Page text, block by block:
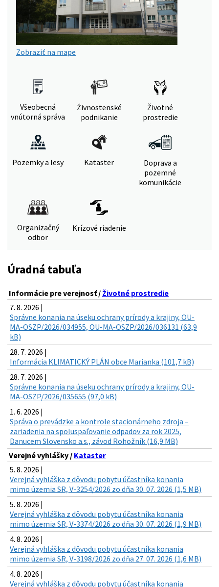
Zobraziť na mape
Všeobecná
vnútorná správa
Živnostenské
podnikanie
Životné
prostredie
Pozemky a lesy Kataster
Doprava a
pozemné
komunikácie
Organizačný
odbor
Krízové riadenie
Úradná tabuľa
Informácie pre verejnosť / Životné prostredie
7. 8. 2026 |
Správne konania na úseku ochrany prírody a krajiny, OU-
MA-OSZP/2026/034955, OU-MA-OSZP/2026/036131 (63,9
kB)
28. 7. 2026 |
Informácia KLIMATICKÝ PLÁN obce Marianka (101,7 kB)
28. 7. 2026 |
Správne konania na úseku ochrany prírody a krajiny, OU-
MA-OSZP/2026/035655 (97,0 kB)
1. 6. 2026 |
Správa o prevádzke a kontrole stacionárneho zdroja –
zariadenia na spoluspaľovanie odpadov za rok 2025,
Danucem Slovensko a.s., závod Rohožník (16,9 MB)
Verejné vyhlášky / Kataster
5. 8. 2026 |
Verejná vyhláška z dôvodu pobytu účastníka konania
mimo územia SR, V-3254/2026 zo dňa 30. 07. 2026 (1,5 MB)
5. 8. 2026 |
Verejná vyhláška z dôvodu pobytu účastníka konania
mimo územia SR, V-3374/2026 zo dňa 30. 07. 2026 (1,9 MB)
4. 8. 2026 |
Verejná vyhláška z dôvodu pobytu účastníka konania
mimo územia SR, V-3198/2026 zo dňa 27. 07. 2026 (1,6 MB)
4. 8. 2026 |
Verejná vyhláška z dôvodu pobytu účastníka konania